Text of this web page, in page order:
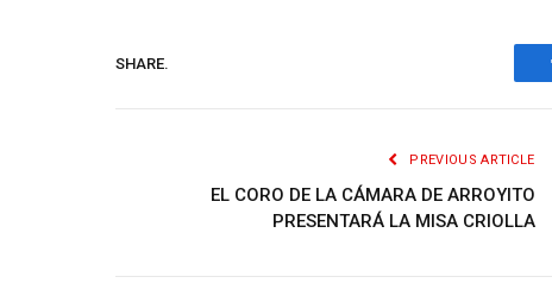
SHARE.
PREVIOUS ARTICLE
EL CORO DE LA CÁMARA DE ARROYITO
PRESENTARÁ LA MISA CRIOLLA